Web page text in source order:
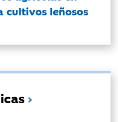
cultivos leñosos